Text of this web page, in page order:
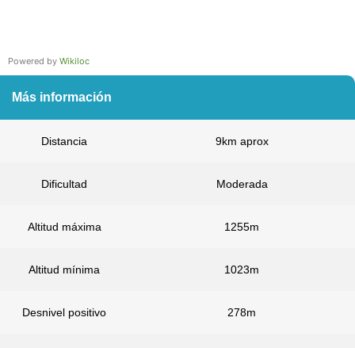
Powered by Wikiloc
Más información
Distancia 9km aprox
Dificultad Moderada
Altitud máxima 1255m
Altitud mínima 1023m
Desnivel positivo 278m